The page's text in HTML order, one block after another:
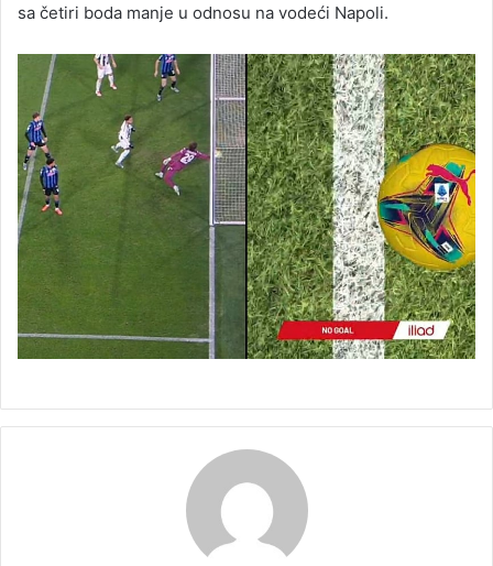
sa četiri boda manje u odnosu na vodeći Napoli.